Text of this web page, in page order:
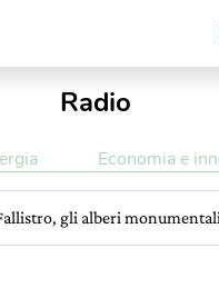
Radio
Economia e
gli alberi